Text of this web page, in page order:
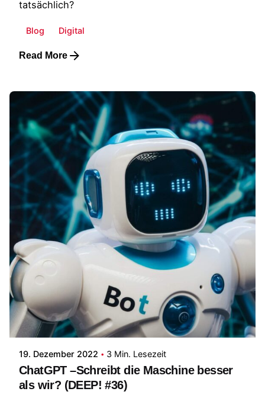
tatsächlich?
Blog Digital
Read More
Posted by
Patrick
19. Dezember 2022 3 Min. Lesezeit
ChatGPT –Schreibt die Maschine besser
als wir? (DEEP! #36)